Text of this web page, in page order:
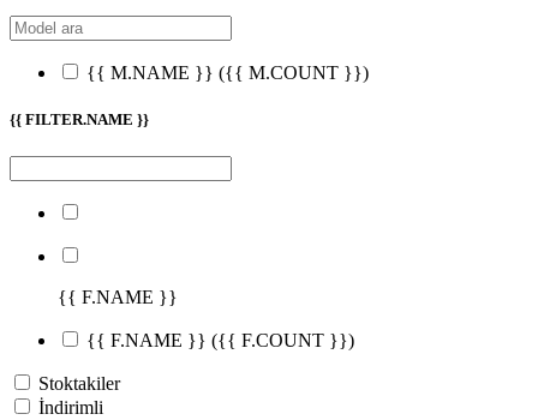
{{ M.NAME }} ({{ M.COUNT }})
{{ FILTER.NAME }}
{{ F.NAME }}
{{ F.NAME }} ({{ F.COUNT }})
Stoktakiler
İndirimli